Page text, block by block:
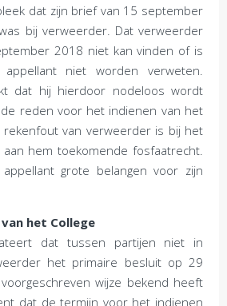
dat zijn brief van 15 september
bij verweerder. Dat verweerder
2018 niet kan vinden of is
appellant niet worden verweten.
dat hij hierdoor nodeloos wordt
reden voor het indienen van het
rekenfout van verweerder is bij het
hem toekomende fosfaatrecht.
grote belangen voor zijn
het College
dat tussen partijen niet in
het primaire besluit op 29
wijze bekend heeft
dat de termijn voor het indienen